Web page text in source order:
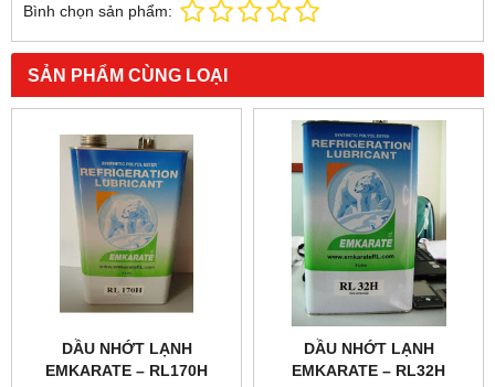
Bình chọn sản phẩm:
SẢN PHẨM CÙNG LOẠI
DẦU NHỚT LẠNH
EMKARATE – RL170H
DẦU NHỚT LẠNH
EMKARATE – RL32H